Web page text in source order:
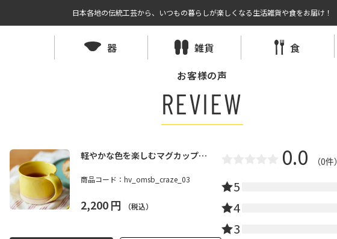
日本各地の伝統工芸から、いつもの暮らしが楽しくなる生活雑貨や食をお届け！
器 雑貨
食
お客様の声
REVIEW
軽やかな色を楽しむマグカップ
コラボ - CRAZE（クレイズ）
商品コード： hv_omsb_craze_03
2,200円 （税込）
0.0 （0
5
4
3